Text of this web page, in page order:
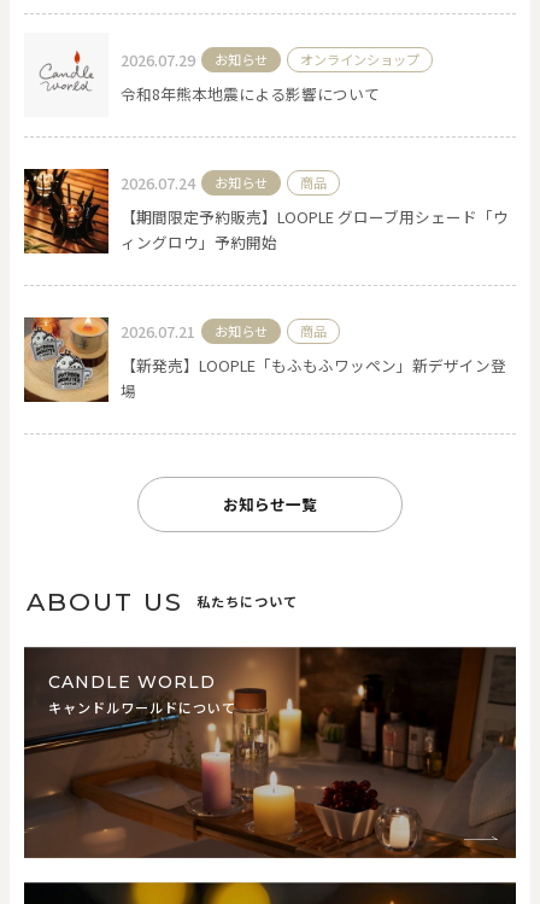
2026.07.29 お知らせ オンラインショップ
令和8年熊本地震による影響について
2026.07.24 お知らせ 商品
【期間限定予約販売】LOOPLE グローブ用シェード「ウ
ィングロウ」予約開始
2026.07.21 お知らせ 商品
【新発売】LOOPLE「もふもふワッペン」新デザイン登
場
お知らせ一覧
ABOUT US 私たちについて
CANDLE WORLD
キャンドルワールドについて